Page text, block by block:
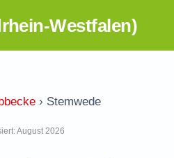
Westfalen)
› Stemwede
August 2026